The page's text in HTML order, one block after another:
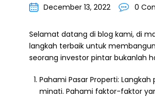
December 13, 2022 0
Selamat datang di blog kami, di
langkah terbaik untuk
seorang investor pintar bukanlah
Pahami Pasar Properti:
minati. Pahami faktor-faktor